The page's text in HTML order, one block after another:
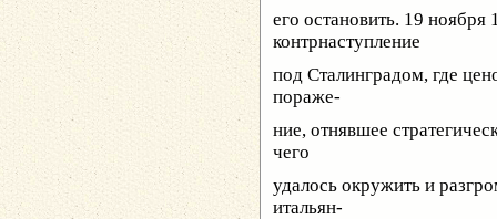
его остановить. 19
контрнаступление
под Сталинградом, где
пораже-
ние, отнявшее
чего
удалось окружить и
итальян-